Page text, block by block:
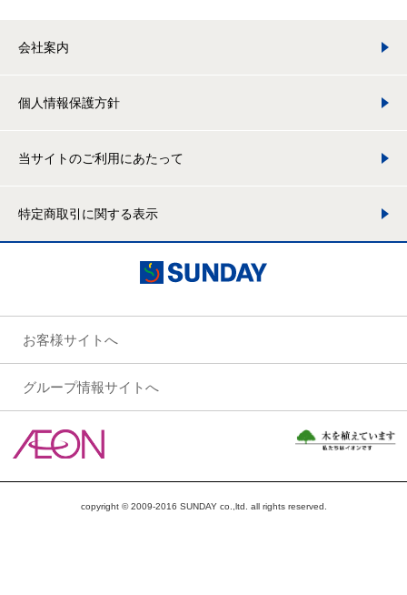
会社案内
個人情報保護方針
当サイトのご利用にあたって
特定商取引に関する表示
お客様サイトへ
グループ情報サイトへ
copyright © 2009-2016 SUNDAY co.,ltd. all rights reserved.